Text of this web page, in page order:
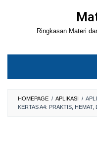
Ringkasan Materi
HOMEPAGE / APLIKASI /
KERTAS A4: PRAKTIS,